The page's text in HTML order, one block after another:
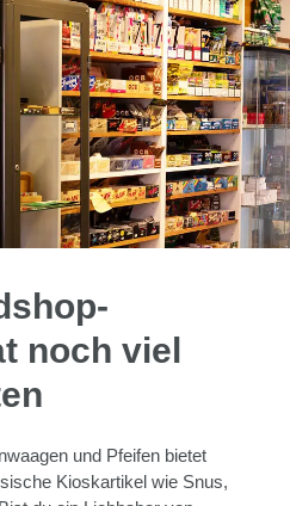
noch viel
und Pfeifen bietet
Kioskartikel wie Snus,